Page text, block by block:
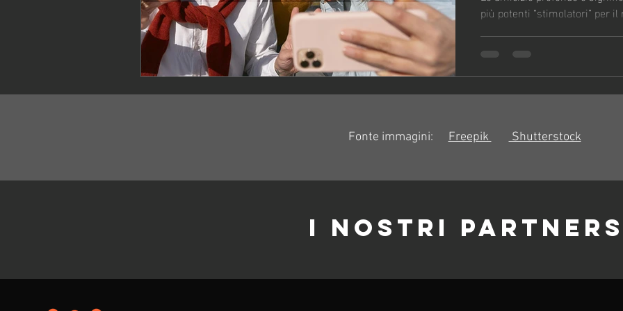
più potenti “stimolatori” per
Fonte immagini: Freepik Shutterstock
I NOSTRI PARTNERS